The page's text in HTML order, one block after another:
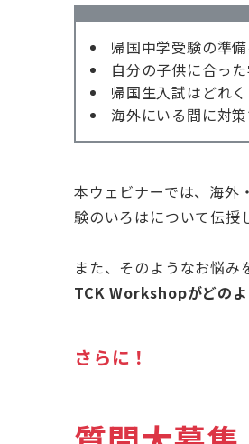
帰国中学受験の準
自分の子供に合っ
帰国生入試はどれ
海外にいる間に対
本ウェビナーでは、海外
験のいろはについて伝授
また、そのようなお悩み
TCK Workshopがどのよ
さらに！